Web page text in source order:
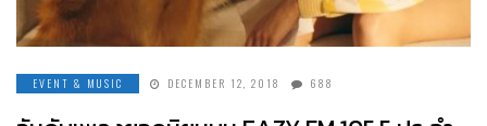
EVENT & MUSIC DECEMBER 12, 2018 688